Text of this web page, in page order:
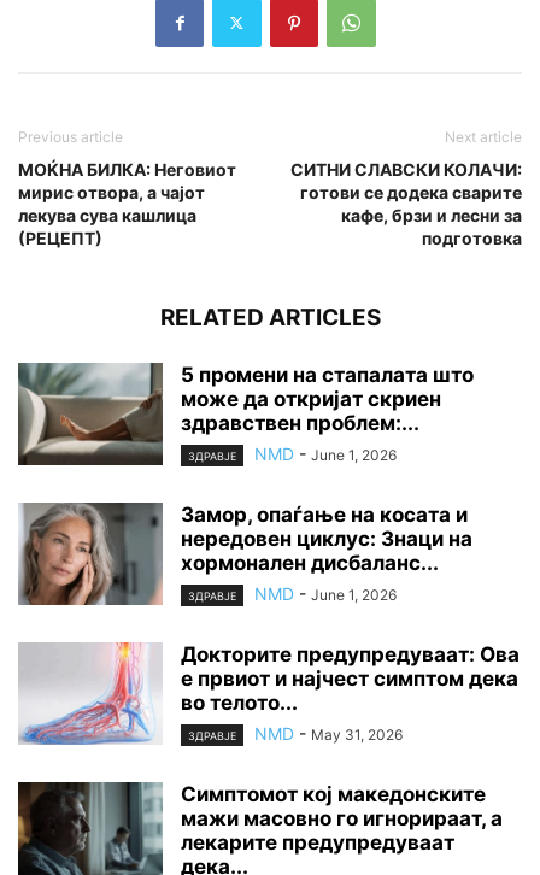
Previous article
МОЌНА БИЛКА: Неговиот
мирис отвора, а чајот
лекува сува кашлица
(РЕЦЕПТ)
Next article
СИТНИ СЛАВСКИ КОЛАЧИ:
готови се додека сварите
кафе, брзи и лесни за
подготовка
RELATED ARTICLES
5 промени на стапалата што
може да откријат скриен
здравствен проблем:...
ЗДРАВЈЕ NMD - June 1, 2026
Замор, опаѓање на косата и
нередовен циклус: Знаци на
хормонален дисбаланс...
ЗДРАВЈЕ NMD - June 1, 2026
Докторите предупредуваат: Ова
е првиот и најчест симптом дека
во телото...
ЗДРАВЈЕ NMD - May 31, 2026
Симптомот кој македонските
мажи масовно го игнорираат, а
лекарите предупредуваат
дека...